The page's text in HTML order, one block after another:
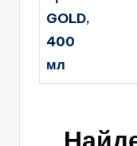
GOLD,
400
мл